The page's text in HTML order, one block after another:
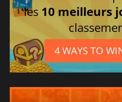
les 10 meilleurs
4 WAYS TO